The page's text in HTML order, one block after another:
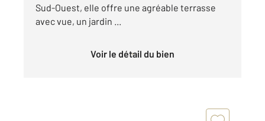
Sud-Ouest, elle offre une agréable terrasse
avec vue, un jardin ...
Voir le détail du bien